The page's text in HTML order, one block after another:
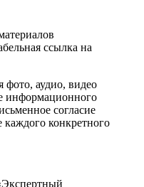
ссылка на
фото, аудио, видео
информационного
согласие
каждого конкретного